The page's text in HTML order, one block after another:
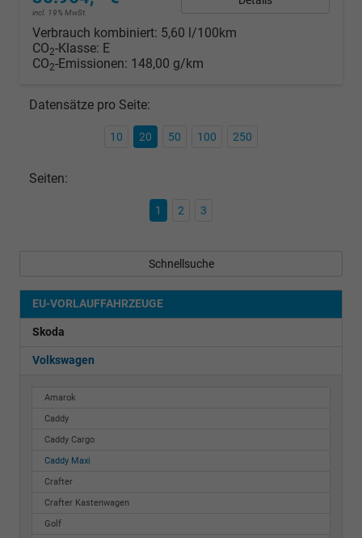
incl. 19% MwSt.
Verbrauch kombiniert: 5,60 l/100km
CO2-Klasse: E
CO2-Emissionen: 148,00 g/km
Datensätze pro Seite:
10 20 50 100 250
Seiten:
1 2 3
Schnellsuche
EU-VORLAUFFAHRZEUGE
Skoda
Volkswagen
Amarok
Caddy
Caddy Cargo
Caddy Maxi
Crafter
Crafter Kastenwagen
Golf